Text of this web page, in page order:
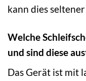
kann dies
Welche
und sind diese
Das Gerät ist mit